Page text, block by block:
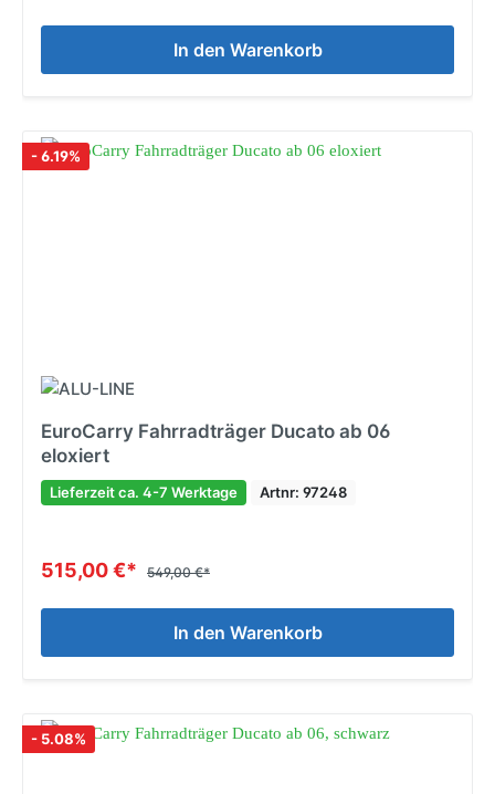
In den Warenkorb
- 6.19%
EuroCarry Fahrradträger Ducato ab 06
eloxiert
Lieferzeit ca. 4-7 Werktage Artnr: 97248
515,00 €* 549,00 €*
In den Warenkorb
- 5.08%